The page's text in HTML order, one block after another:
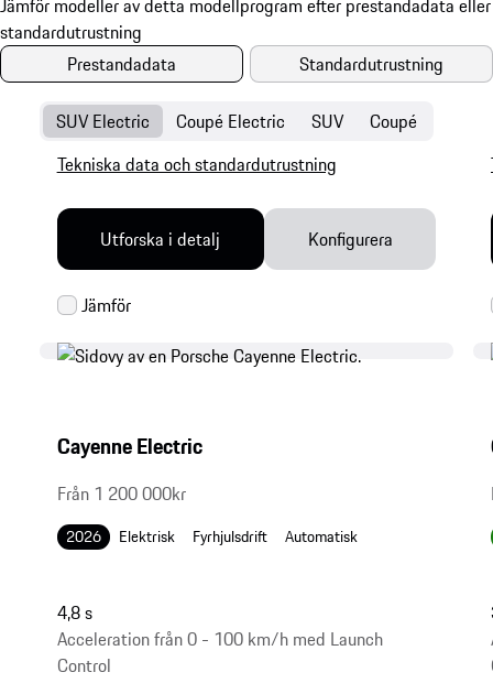
Prestandadata Standardutrustning
SUV Electric Coupé Electric SUV Coupé
Cayenne Electric
Från 1 200 000kr
2026 Elektrisk Fyrhjulsdrift Automatisk
4,8 s
Acceleration från 0 - 100 km/h med Launch
Control
Tekniska data och standardutrustning
Utforska i detalj Konfigurera